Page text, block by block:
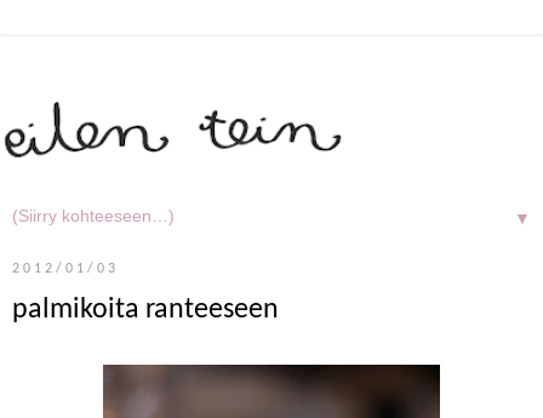
▼
2012/01/03
palmikoita ranteeseen